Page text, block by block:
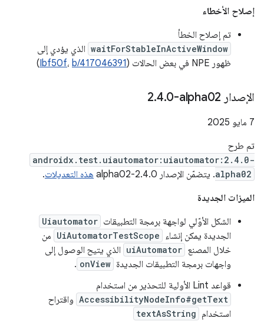
إصلاح الأخطاء
تم إصلاح الخطأ
waitForStableInActiveWindow الذي يؤدي إلى
ظهور NPE في بعض الحالات (
Ibf50f، b/417046391
)
الإصدار ‎2 .4.0-alpha02
‫7 مايو 2025
تم طرح
androidx.test.uiautomator:uiautomator:2.4.0-
alpha02. يتضمّن الإصدار 2.4.0-alpha02 هذه التعديلات.
الميزات الجديدة
الشكل الأوّلي لواجهة برمجة التطبيقات Uiautomator
الجديدة يمكن إنشاء UiAutomatorTestScope من
خلال المصنع uiAutomator الذي يتيح الوصول إلى
واجهات برمجة التطبيقات الجديدة onView
.
قواعد Lint الأولية للتحذير من استخدام
AccessibilityNodeInfo#getText واقتراح
استخدام textAsString